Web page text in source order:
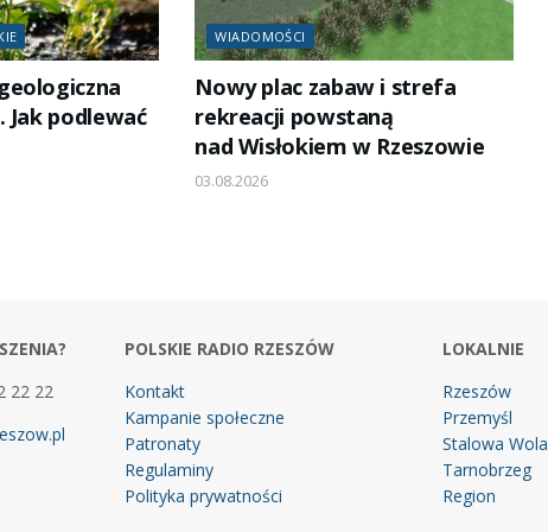
Jak podlewać
WIADOMOŚCI
Nowy plac zabaw i strefa
rekreacji powstaną
nad Wisłokiem w Rzeszowie
03.08.2026
22 22
POLSKIE RADIO RZESZÓW
Kontakt
Kampanie społeczne
Patronaty
Regulaminy
Polityka prywatności
LOKALNIE
Rzeszów
Przemyśl
Stalowa Wola
Tarnobrzeg
Region